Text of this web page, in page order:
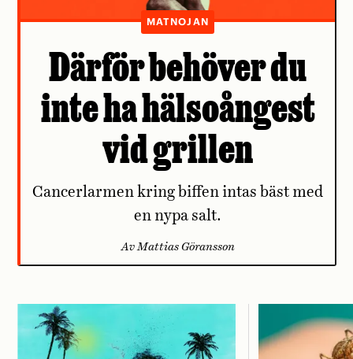
MATNOJAN
Därför behöver du
inte ha hälsoångest
vid grillen
Cancerlarmen kring biffen intas bäst med
en nypa salt.
Av Mattias Göransson